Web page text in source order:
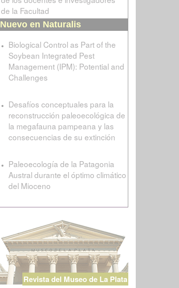
de la Facultad
Nuevo en Naturalis
Biological Control as Part of the
Soybean Integrated Pest
Management (IPM): Potential and
Challenges
Desafíos conceptuales para la
reconstrucción paleoecológica de
la megafauna pampeana y las
consecuencias de su extinción
Paleoecología de la Patagonia
Austral durante el óptimo climático
del Mioceno
Revista del Museo de La Plata